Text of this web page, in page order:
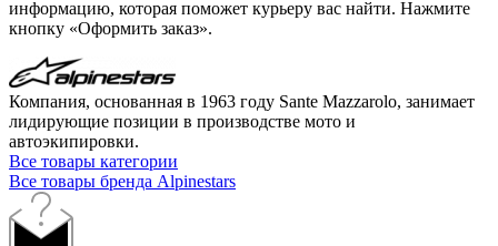
информацию, которая поможет курьеру вас найти. Нажмите
кнопку «Оформить заказ».
Компания, основанная в 1963 году Sante Mazzarolo, занимает
лидирующие позиции в производстве мото и
автоэкипировки.
Все товары категории
Все товары бренда Alpinestars